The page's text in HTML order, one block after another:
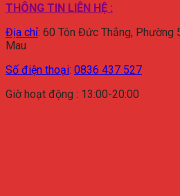
THÔNG TIN LIÊN HỆ :
Địa chỉ: 60 Tôn Đức Thắng, Phường
Mau
Số điện thoại: 0836 437 527
Giờ hoạt động : 13:00-20:00